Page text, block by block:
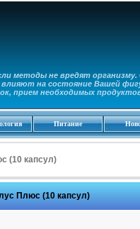
методы не вредят
на состояние Вашей
прием необходимых
Питание
(10 капсул)
Плюс (10 капсул)